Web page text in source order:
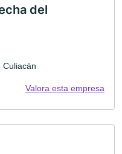
del
Culiacán
Valora esta empresa